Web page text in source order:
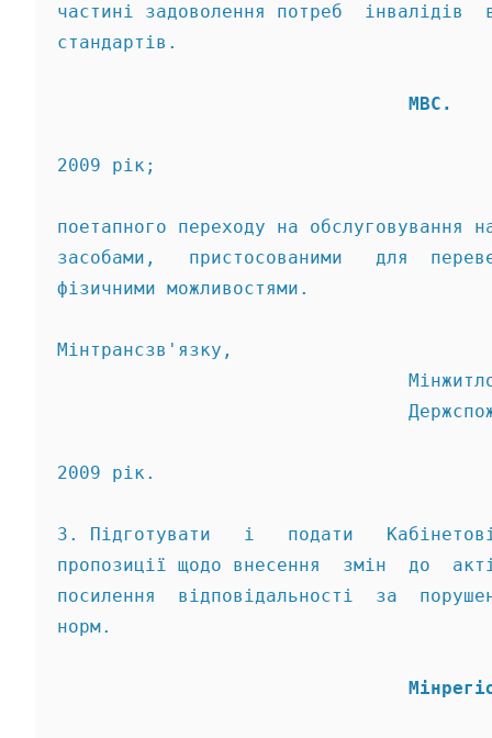
частині задоволення потреб  інвалідів
стандартів.
                                МВС.
2009 рік;
поетапного переходу на обслуговування
засобами,   пристосованими   для
фізичними можливостями.
Мінтрансзв'язку,
2009 рік.
3. Підготувати   і   подати
пропозиції щодо внесення  змін  до
посилення  відповідальності  за
норм.